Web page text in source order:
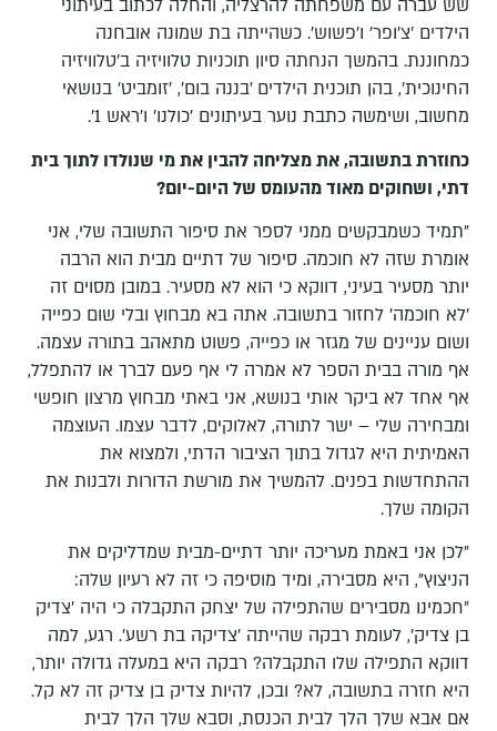
שש עברה עם משפחתה להרצליה, והחלה לכתוב בעיתוני
הילדים 'צ'ופר׳ ו׳פשוש׳. כשהייתה בת שמונה אובחנה
כמחוננת. בהמשך הנחתה סיון תוכניות טלוויזיה ב'טלוויזיה
החינוכית', בהן תוכנית הילדים 'בננה בום', 'זומביט' בנושאי
מחשוב, ושימשה כתבת נוער בעיתונים ׳כולנו׳ ו׳ראש 1׳.
כחוזרת בתשובה, את מצליחה להבין את מי שנולדו לתוך בית
דתי, ושחוקים מאוד מהעומס של היום-יום?
״תמיד כשמבקשים ממני לספר את סיפור התשובה שלי, אני
אומרת שזה לא חוכמה. סיפור של דתיים מבית הוא הרבה
יותר מסעיר בעיני, דווקא כי הוא לא מסעיר. במובן מסוים זה
׳לא חוכמה׳ לחזור בתשובה. אתה בא מבחוץ ובלי שום כפייה
ושום עניינים של מגזר או כפייה, פשוט מתאהב בתורה עצמה.
אף מורה בבית הספר לא אמרה לי אף פעם לברך או להתפלל,
אף אחד לא ביקר אותי בנושא, אני באתי מבחוץ מרצון חופשי
ומבחירה שלי – ישר לתורה, לאלוקים, לדבר עצמו. העוצמה
האמיתית היא לגדול בתוך הציבור הדתי, ולמצוא את
ההתחדשות בפנים. להמשיך את מורשת הדורות ולבנות את
הקומה שלך.
״לכן אני באמת מעריכה יותר דתיים-מבית שמדליקים את
הניצוץ״, היא מסבירה, ומיד מוסיפה כי זה לא רעיון שלה:
״חכמינו מסבירים שהתפילה של יצחק התקבלה כי היה ׳צדיק
בן צדיק׳, לעומת רבקה שהייתה ׳צדיקה בת רשע׳. רגע, למה
דווקא התפילה שלו התקבלה? רבקה היא במעלה גדולה יותר,
היא חזרה בתשובה, לא? ובכן, להיות צדיק בן צדיק זה לא קל.
אם אבא שלך הלך לבית הכנסת, וסבא שלך הלך לבית